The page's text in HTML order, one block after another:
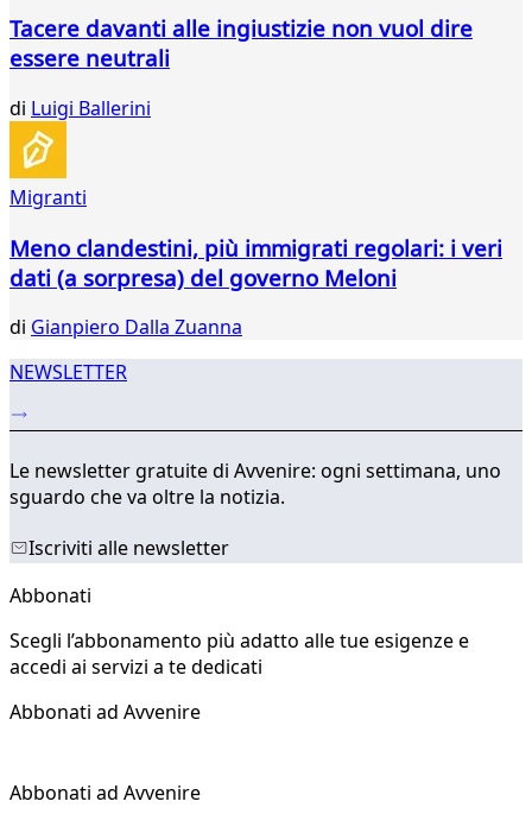
Tacere davanti alle ingiustizie non vuol dire
essere neutrali
di Luigi Ballerini
Migranti
Meno clandestini, più immigrati regolari: i veri
dati (a sorpresa) del governo Meloni
di Gianpiero Dalla Zuanna
NEWSLETTER
Le newsletter gratuite di Avvenire: ogni settimana, uno
sguardo che va oltre la notizia.
Iscriviti alle newsletter
Abbonati
Scegli l’abbonamento più adatto alle tue esigenze e
accedi ai servizi a te dedicati
Abbonati ad Avvenire
Abbonati ad Avvenire